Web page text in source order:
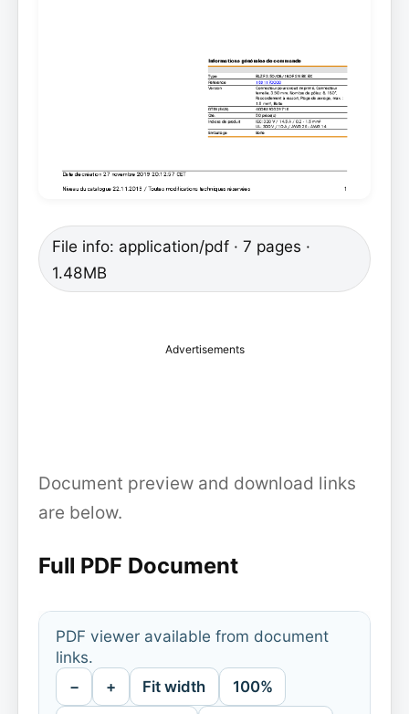
File info: application/pdf · 7 pages ·
1.48MB
Advertisements
Document preview and download links
are below.
Full PDF Document
PDF viewer available from document
links.
− + Fit width 100%